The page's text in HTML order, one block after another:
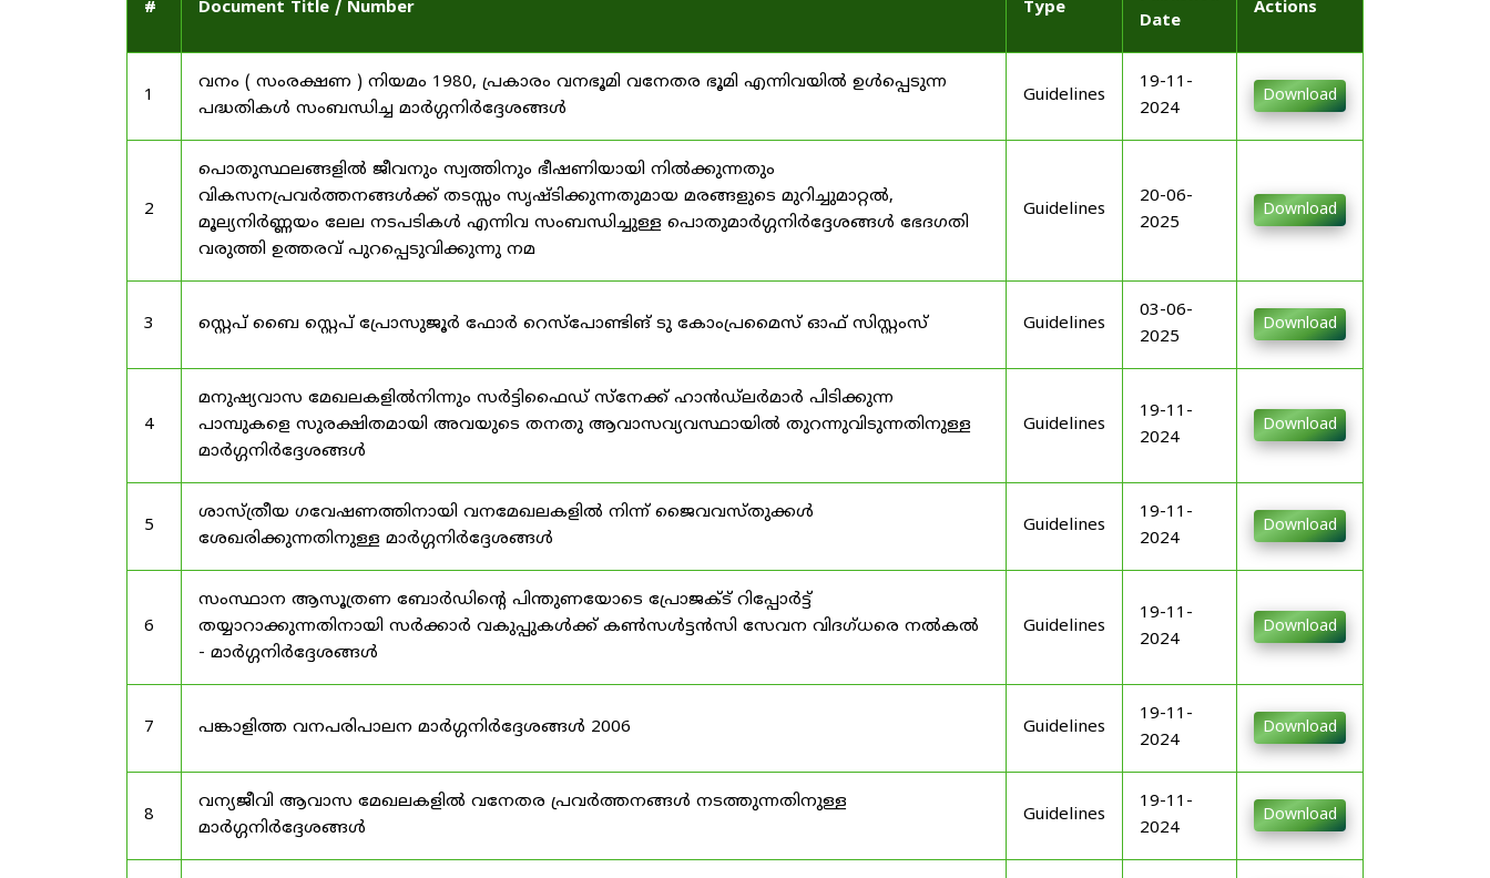
# Document Title / Number Type
Date
Actions
1
വനം ( സംരക്ഷണ ) നിയമം 1980, പ്രകാരം വനഭൂമി വനേതര ഭൂമി എന്നിവയിൽ ഉൾപ്പെടുന്ന
പദ്ധതികൾ സംബന്ധിച്ച മാർഗ്ഗനിർദ്ദേശങ്ങൾ
Guidelines
19-11-
2024
Download
2
പൊതുസ്ഥലങ്ങളിൽ ജീവനും സ്വത്തിനും ഭീഷണിയായി നിൽക്കുന്നതും
വികസനപ്രവർത്തനങ്ങൾക്ക് തടസ്സം സൃഷ്ടിക്കുന്നതുമായ മരങ്ങളുടെ മുറിച്ചുമാറ്റൽ,
മൂല്യനിർണ്ണയം ലേല നടപടികൾ എന്നിവ സംബന്ധിച്ചുള്ള പൊതുമാർഗ്ഗനിർദ്ദേശങ്ങൾ ഭേദഗതി
വരുത്തി ഉത്തരവ് പുറപ്പെടുവിക്കുന്നു നമ
Guidelines
20-06-
2025
Download
3 സ്റ്റെപ് ബൈ സ്റ്റെപ് പ്രോസുജൂർ ഫോർ റെസ്‌പോണ്ടിങ് ടു കോംപ്രമൈസ് ഓഫ് സിസ്റ്റംസ് Guidelines
03-06-
2025
Download
4
മനുഷ്യവാസ മേഖലകളിൽനിന്നും സർട്ടിഫൈഡ് സ്നേക്ക് ഹാൻഡ്‌ലർമാർ പിടിക്കുന്ന
പാമ്പുകളെ സുരക്ഷിതമായി അവയുടെ തനതു ആവാസവ്യവസ്ഥായിൽ തുറന്നുവിടുന്നതിനുള്ള
മാർഗ്ഗനിർദ്ദേശങ്ങൾ
Guidelines
19-11-
2024
Download
5
ശാസ്ത്രീയ ഗവേഷണത്തിനായി വനമേഖലകളിൽ നിന്ന് ജൈവവസ്തുക്കൾ
ശേഖരിക്കുന്നതിനുള്ള മാർഗ്ഗനിർദ്ദേശങ്ങൾ
Guidelines
19-11-
2024
Download
6
സംസ്ഥാന ആസൂത്രണ ബോർഡിൻ്റെ പിന്തുണയോടെ പ്രോജക്ട് റിപ്പോർട്ട്
തയ്യാറാക്കുന്നതിനായി സർക്കാർ വകുപ്പുകൾക്ക് കൺസൾട്ടൻസി സേവന വിദഗ്ധരെ നൽകൽ
- മാർഗ്ഗനിർദ്ദേശങ്ങൾ
Guidelines
19-11-
2024
Download
7 പങ്കാളിത്ത വനപരിപാലന മാർഗ്ഗനിർദ്ദേശങ്ങൾ 2006 Guidelines
19-11-
2024
Download
8
വന്യജീവി ആവാസ മേഖലകളിൽ വനേതര പ്രവർത്തനങ്ങൾ നടത്തുന്നതിനുള്ള
മാർഗ്ഗനിർദ്ദേശങ്ങൾ
Guidelines
19-11-
2024
Download